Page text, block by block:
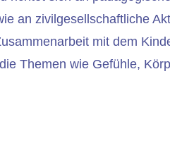
an zivilgesellschaftliche
mit dem
Themen wie Gefühle,